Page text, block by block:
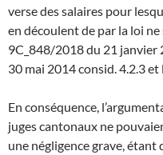
verse des salaires pour
en découlent de par la loi
9C_848/2018 du 21 janvier
30 mai 2014 consid. 4.2.3 et
En conséquence,
juges cantonaux ne
une négligence grave, étant